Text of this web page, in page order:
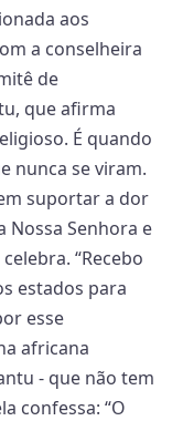
aos
a conselheira
de
que afirma
É quando
nunca se viram.
suportar a dor
Nossa Senhora e
“Recebo
estados para
esse
africana
- que não tem
confessa: “O